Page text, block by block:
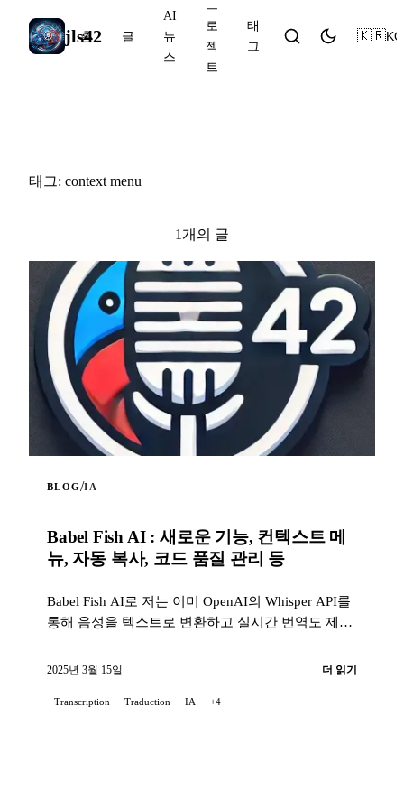
jls42
홈 글
AI
뉴
스
프
로
젝
트
태
그
🇰🇷KO
태그: context menu
1개의 글
BLOG/IA
Babel Fish AI : 새로운 기능, 컨텍스트 메
뉴, 자동 복사, 코드 품질 관리 등
Babel Fish AI로 저는 이미 OpenAI의 Whisper API를
통해 음성을 텍스트로 변환하고 실시간 번역도 제공
2025년 3월 15일 더 읽기
Transcription Traduction IA +4